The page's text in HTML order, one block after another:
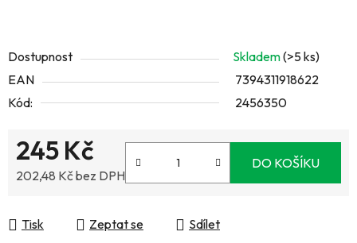
Dostupnost Skladem(>5 ks)
EAN
7394311918622
Kód:
2456350
245 Kč
202,48 Kč bez DPH
DO KOŠÍKU
Tisk Zeptat se Sdílet